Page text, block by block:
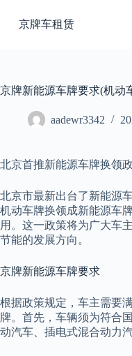
过
京牌车租赁
京牌新能源车牌要求(机动
aadewr3342
北京首推新能源车牌换领
北京市最新出台了新能源
机动车牌换领成新能源车
用。这一政策将为广大车
节能的发展方向。
京牌新能源车牌要求
根据政策规定，车主需要
牌。首先，车辆须为符合
动汽车、插电式混合动力汽